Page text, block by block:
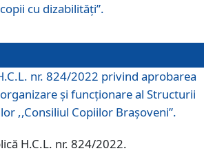
cu dizabilități”.
nr. 824/2022 privind aprobarea
şi funcţionare al Structurii
,,Consiliul Copiilor Braşoveni”.
H.C.L. nr. 824/2022.